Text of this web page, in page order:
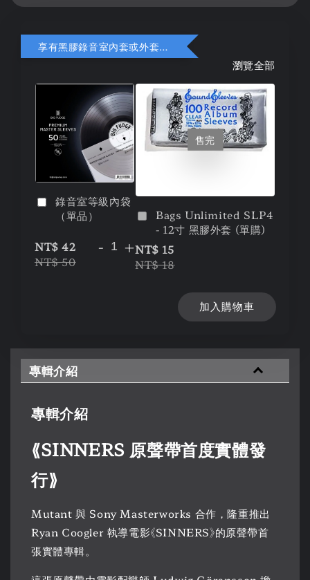
享有黑膠錄音室內套或外套折扣
瀏覽全部
錄音室等級內袋
（單品）
NT$ 42
NT$ 50
- +
售完
Bags Unlimited SLP4
- 12寸 黑膠外套 (單購)
NT$ 15
NT$ 18
加入購物車
專輯介紹
專輯介紹
⟪SINNERS 原聲帶首度實體發
行⟫
Mutant 與 Sony Masterworks 合作，隆重推出
Ryan Coogler 執導電影《SINNERS》的原聲帶首
張實體專輯。